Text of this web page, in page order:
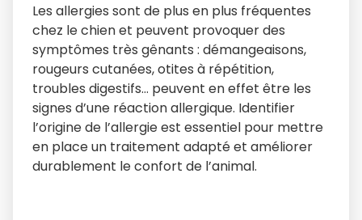
Les allergies sont de plus en plus fréquentes
chez le chien et peuvent provoquer des
symptômes très gênants : démangeaisons,
rougeurs cutanées, otites à répétition,
troubles digestifs… peuvent en effet être les
signes d’une réaction allergique. Identifier
l’origine de l’allergie est essentiel pour mettre
en place un traitement adapté et améliorer
durablement le confort de l’animal.